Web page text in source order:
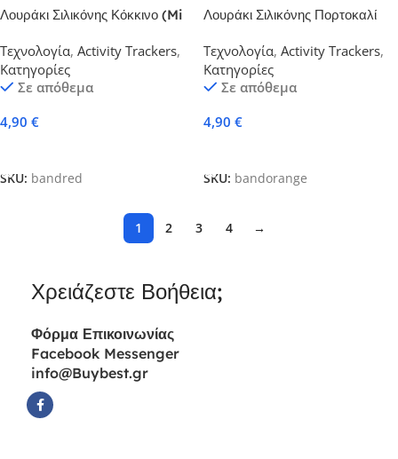
Λουράκι Σιλικόνης Κόκκινο (Mi
Τεχνολογία, Activity Trackers,
Κατηγορίες
Σε απόθεμα
4,90 €
SKU: bandred
Λουράκι Σιλικόνης Πορτοκαλί
Τεχνολογία, Activity Trackers,
Κατηγορίες
Σε απόθεμα
4,90 €
SKU: bandorange
1 2 3 4 →
Χρειάζεστε Βοήθεια;
Φόρμα Επικοινωνίας
Facebook Messenger
info@Buybest.gr